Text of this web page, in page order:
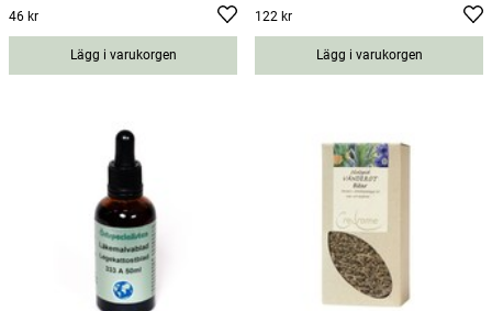
Pris
46 kr
Lägg i varukorgen
Pris:
122 kr
Lägg i varukorgen